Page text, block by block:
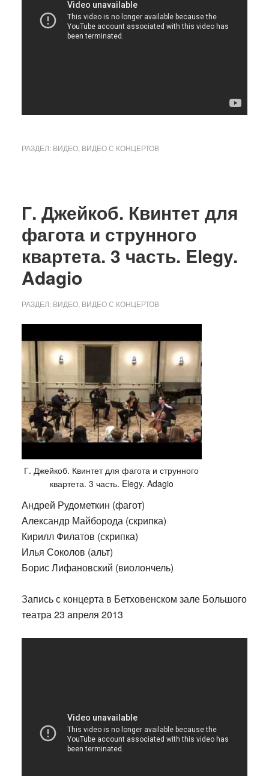
РАЗДЕЛ: ВИДЕО, ВИДЕО С КОНЦЕРТОВ
Г. Джейкоб. Квинтет для
фагота и струнного
квартета. 3 часть. Elegy.
Adagio
РАЗДЕЛ: ВИДЕО, ВИДЕО С КОНЦЕРТОВ
Г. Джейкоб. Квинтет для фагота и струнного
квартета. 3 часть. Elegy. Adagio
Андрей Рудометкин (фагот)
Александр Майборода (скрипка)
Кирилл Филатов (скрипка)
Илья Соколов (альт)
Борис Лифановский (виолончель)
Запись с концерта в Бетховенском зале Большого
театра 23 апреля 2013